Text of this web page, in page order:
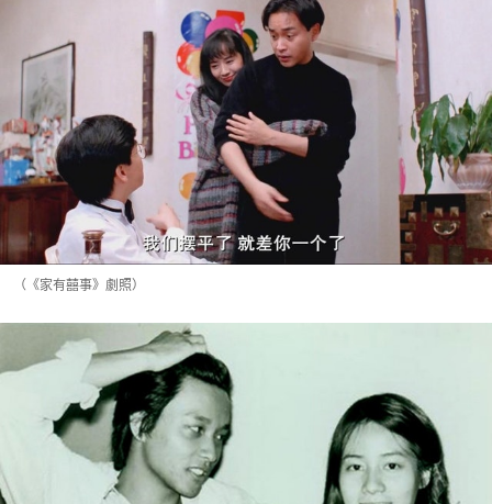
（《家有囍事》劇照）